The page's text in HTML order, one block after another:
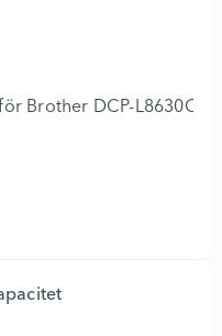
Brother DCP-
Cyan - 8923774 - Lägg i